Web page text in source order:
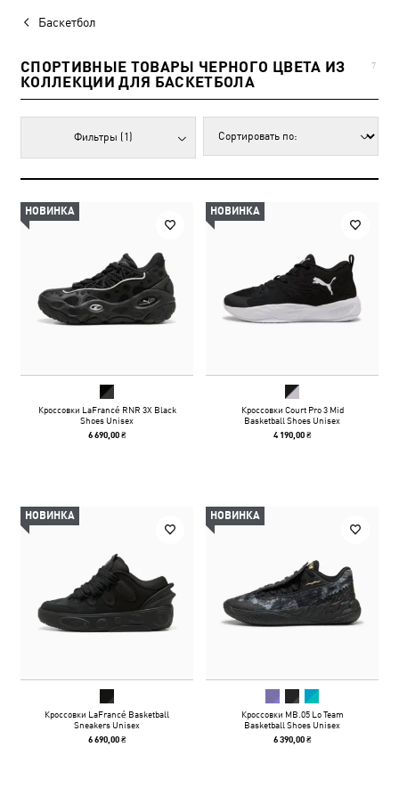
Баскетбол
СПОРТИВНЫЕ ТОВАРЫ ЧЕРНОГО ЦВЕТА ИЗ
КОЛЛЕКЦИИ ДЛЯ БАСКЕТБОЛА
7
Фильтры (1)
НОВИНКА
Кроссовки LaFrancé RNR 3X Black
Shoes Unisex
6 690,00 ₴
НОВИНКА
Кроссовки Court Pro 3 Mid
Basketball Shoes Unisex
4 190,00 ₴
НОВИНКА
Кроссовки LaFrancé Basketball
Sneakers Unisex
6 690,00 ₴
НОВИНКА
Кроссовки MB.05 Lo Team
Basketball Shoes Unisex
6 390,00 ₴